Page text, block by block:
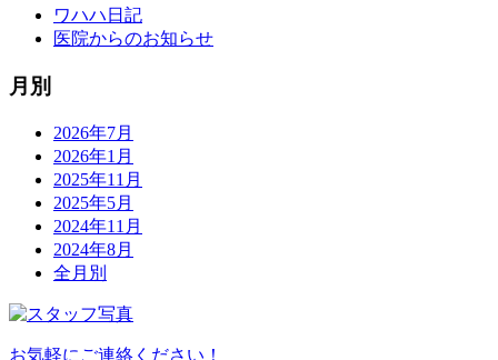
ワハハ日記
医院からのお知らせ
月別
2026年7月
2026年1月
2025年11月
2025年5月
2024年11月
2024年8月
全月別
お気軽にご連絡ください！